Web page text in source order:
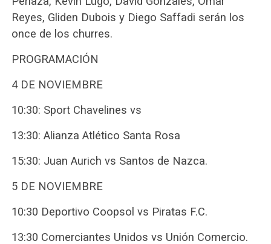
Reyes, Gliden Dubois y Diego Saffadi serán los
once de los churres.
PROGRAMACIÓN
4 DE NOVIEMBRE
10:30: Sport Chavelines vs
13:30: Alianza Atlético Santa Rosa
15:30: Juan Aurich vs Santos de Nazca.
5 DE NOVIEMBRE
10:30 Deportivo Coopsol vs Piratas F.C.
13:30 Comerciantes Unidos vs Unión Comercio.